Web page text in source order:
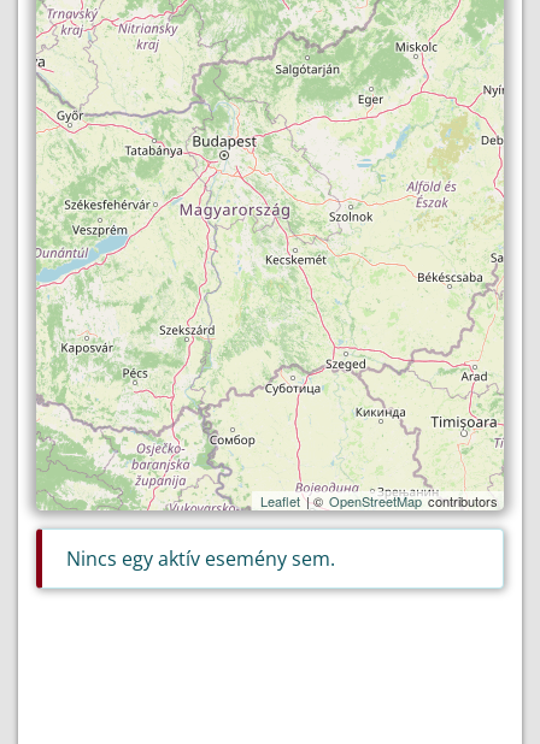
Leaflet| © OpenStreetMapcontributors
Nincs egy aktív esemény sem.